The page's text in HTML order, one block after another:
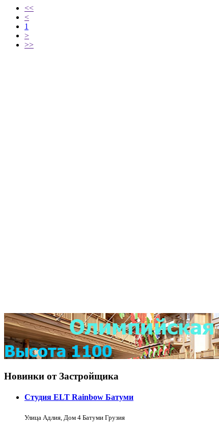
<<
<
1
>
>>
Новинки от Застройщика
Студия ELT Rainbow Батуми
Улица Адлия, Дом 4 Батуми Грузия